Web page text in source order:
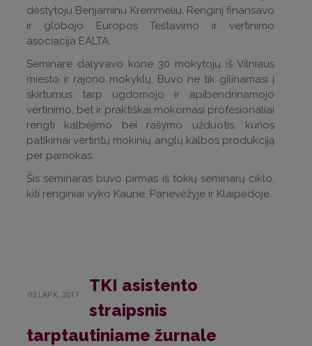
dėstytoju Benjaminu Kremmeliu. Renginį finansavo
ir globojo Europos Testavimo ir vertinimo
asociacija EALTA.
Seminare dalyvavo kone 30 mokytojų iš Vilniaus
miesto ir rajono mokyklų. Buvo ne tik gilinamasi į
skirtumus tarp ugdomojo ir apibendrinamojo
vertinimo, bet ir praktiškai mokomasi profesionaliai
rengti kalbėjimo bei rašymo užduotis, kurios
patikimai vertintų mokinių anglų kalbos produkciją
per pamokas.
Šis seminaras buvo pirmas iš tokių seminarų ciklo,
kiti renginiai vyko Kaune, Panevėžyje ir Klaipėdoje.
03.LAPK..2017
TKI asistento
straipsnis
tarptautiniame žurnale